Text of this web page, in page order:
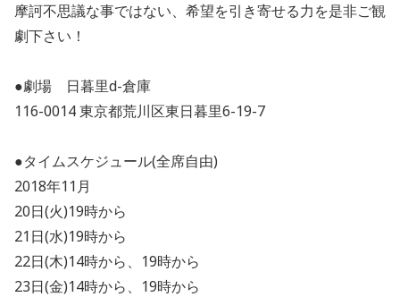
摩訶不思議な事ではない、希望を引き寄せる力を是非ご観
劇下さい！
●劇場 日暮里d-倉庫
116-0014 東京都荒川区東日暮里6-19-7
●タイムスケジュール(全席自由)
2018年11月
20日(火)19時から
21日(水)19時から
22日(木)14時から、19時から
23日(金)14時から、19時から